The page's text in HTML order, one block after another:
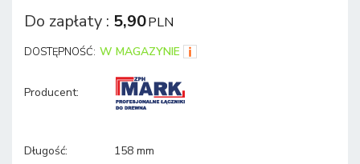
Do zapłaty : 5,90PLN
DOSTĘPNOŚĆ: W MAGAZYNIE
Producent:
Długość:
158 mm